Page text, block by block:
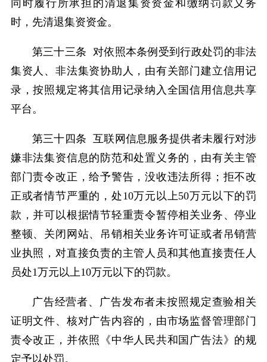
同时履行所承担的清退集资资金和缴纳罚款义务
时，先清退集资资金。
第三十三条 对依照本条例受到行政处罚的非法
集资人、非法集资协助人，由有关部门建立信用记
录，按照规定将其信用记录纳入全国信用信息共享
平台。
第三十四条 互联网信息服务提供者未履行对涉
嫌非法集资信息的防范和处置义务的，由有关主管
部门责令改正，给予警告，没收违法所得；拒不改
正或者情节严重的，处10万元以上50万元以下的罚
款，并可以根据情节轻重责令暂停相关业务、停业
整顿、关闭网站、吊销相关业务许可证或者吊销营
业执照，对直接负责的主管人员和其他直接责任人
员处1万元以上10万元以下的罚款。
广告经营者、广告发布者未按照规定查验相关
证明文件、核对广告内容的，由市场监督管理部门
责令改正，并依照《中华人民共和国广告法》的规
定予以处罚。